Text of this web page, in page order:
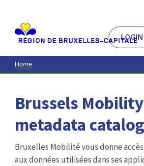
contenu
principal
LOGIN
Home
Brussels Mobility
metadata
Bruxelles Mobilité vous donne
aux données utilisées dans ses